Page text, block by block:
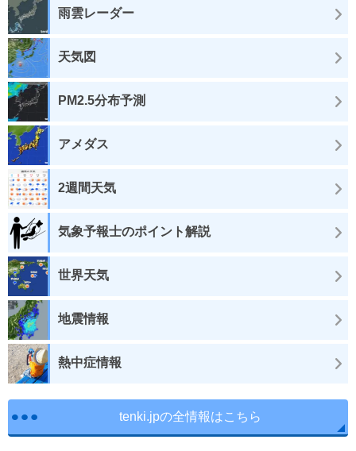
雨雲レーダー
天気図
PM2.5分布予測
アメダス
2週間天気
気象予報士のポイント解説
世界天気
地震情報
熱中症情報
tenki.jpの全情報はこちら